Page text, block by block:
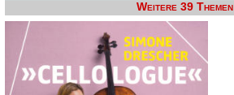
Weitere 39 Themen